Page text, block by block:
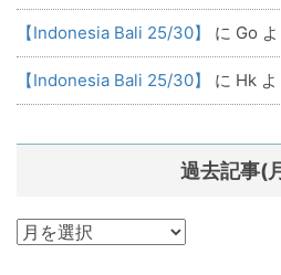
【Indonesia Bali 25/30】 に Go
【Indonesia Bali 25/30】 に Hk よ
過去記事(
過